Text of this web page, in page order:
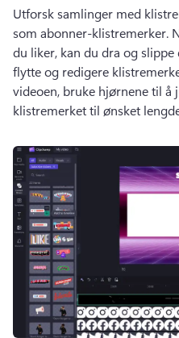
Utforsk samlinger med
som abonner-klistremerker.
du liker, kan du dra og slippe
flytte og redigere
videoen, bruke hjørnene til å
klistremerket til ønsket